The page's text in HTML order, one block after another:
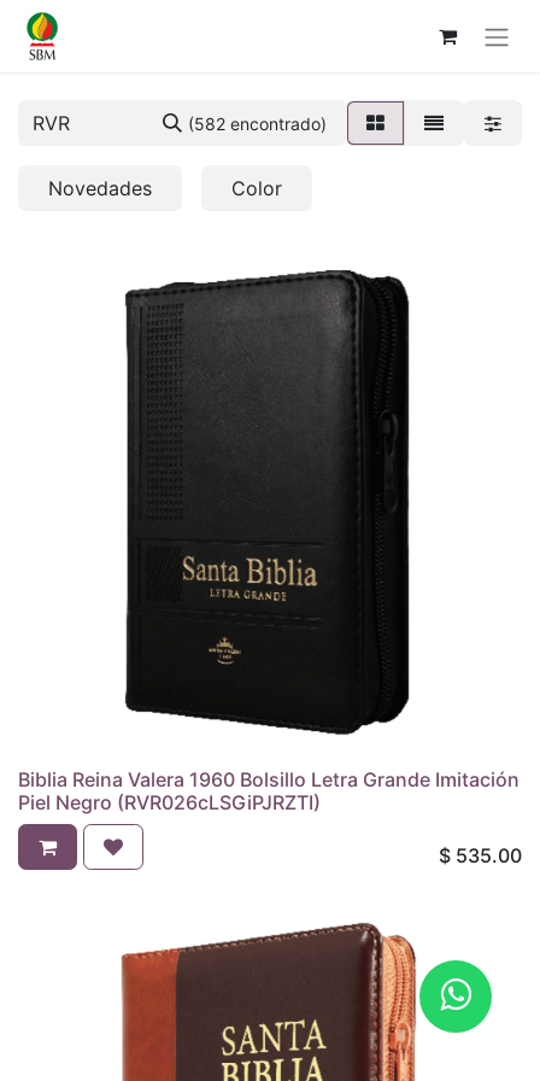
(582 encontrado)
Novedades Color
Biblia Reina Valera 1960 Bolsillo Letra Grande Imitación
Piel Negro (RVR026cLSGiPJRZTI)
$ 535.00